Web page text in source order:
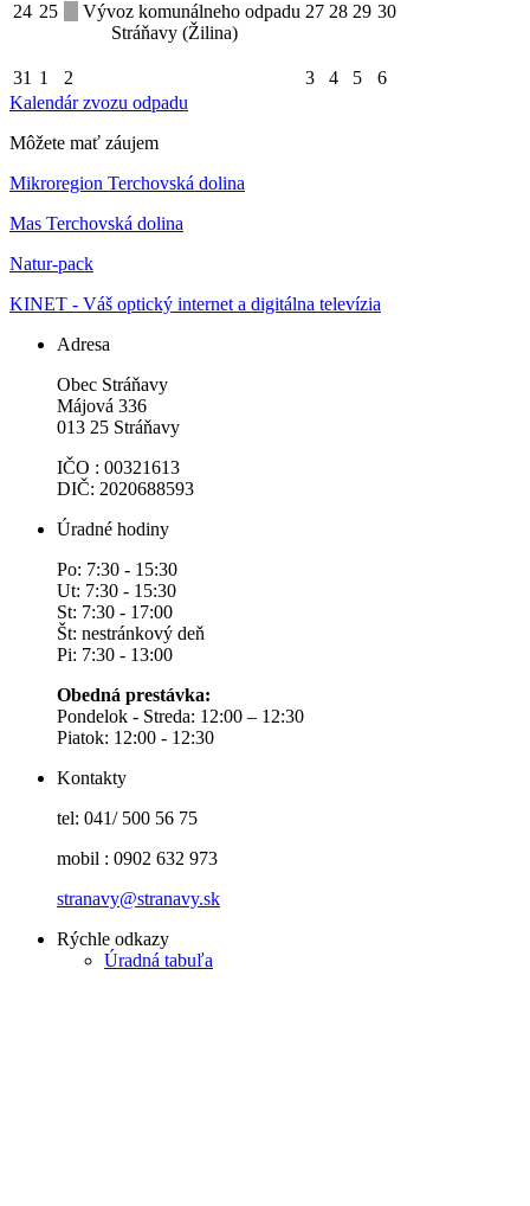
24 25
Vývoz komunálneho odpadu
Stráňavy (Žilina)
27 28 29 30
31 1 2 3 4 5
6
Kalendár zvozu odpadu
Môžete mať záujem
Mikroregion Terchovská dolina
Mas Terchovská dolina
Natur-pack
KINET - Váš optický internet a digitálna televízia
Adresa
Obec Stráňavy
Májová 336
013 25 Stráňavy
IČO : 00321613
DIČ: 2020688593
Úradné hodiny
Po: 7:30 - 15:30
Ut: 7:30 - 15:30
St: 7:30 - 17:00
Št: nestránkový deň
Pi: 7:30 - 13:00
Obedná prestávka:
Pondelok - Streda: 12:00 – 12:30
Piatok: 12:00 - 12:30
Kontakty
tel: 041/ 500 56 75
mobil : 0902 632 973
stranavy@stranavy.sk
Rýchle odkazy
Úradná tabuľa